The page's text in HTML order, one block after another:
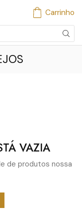
Carrinho
VAZIA
de produtos nossa